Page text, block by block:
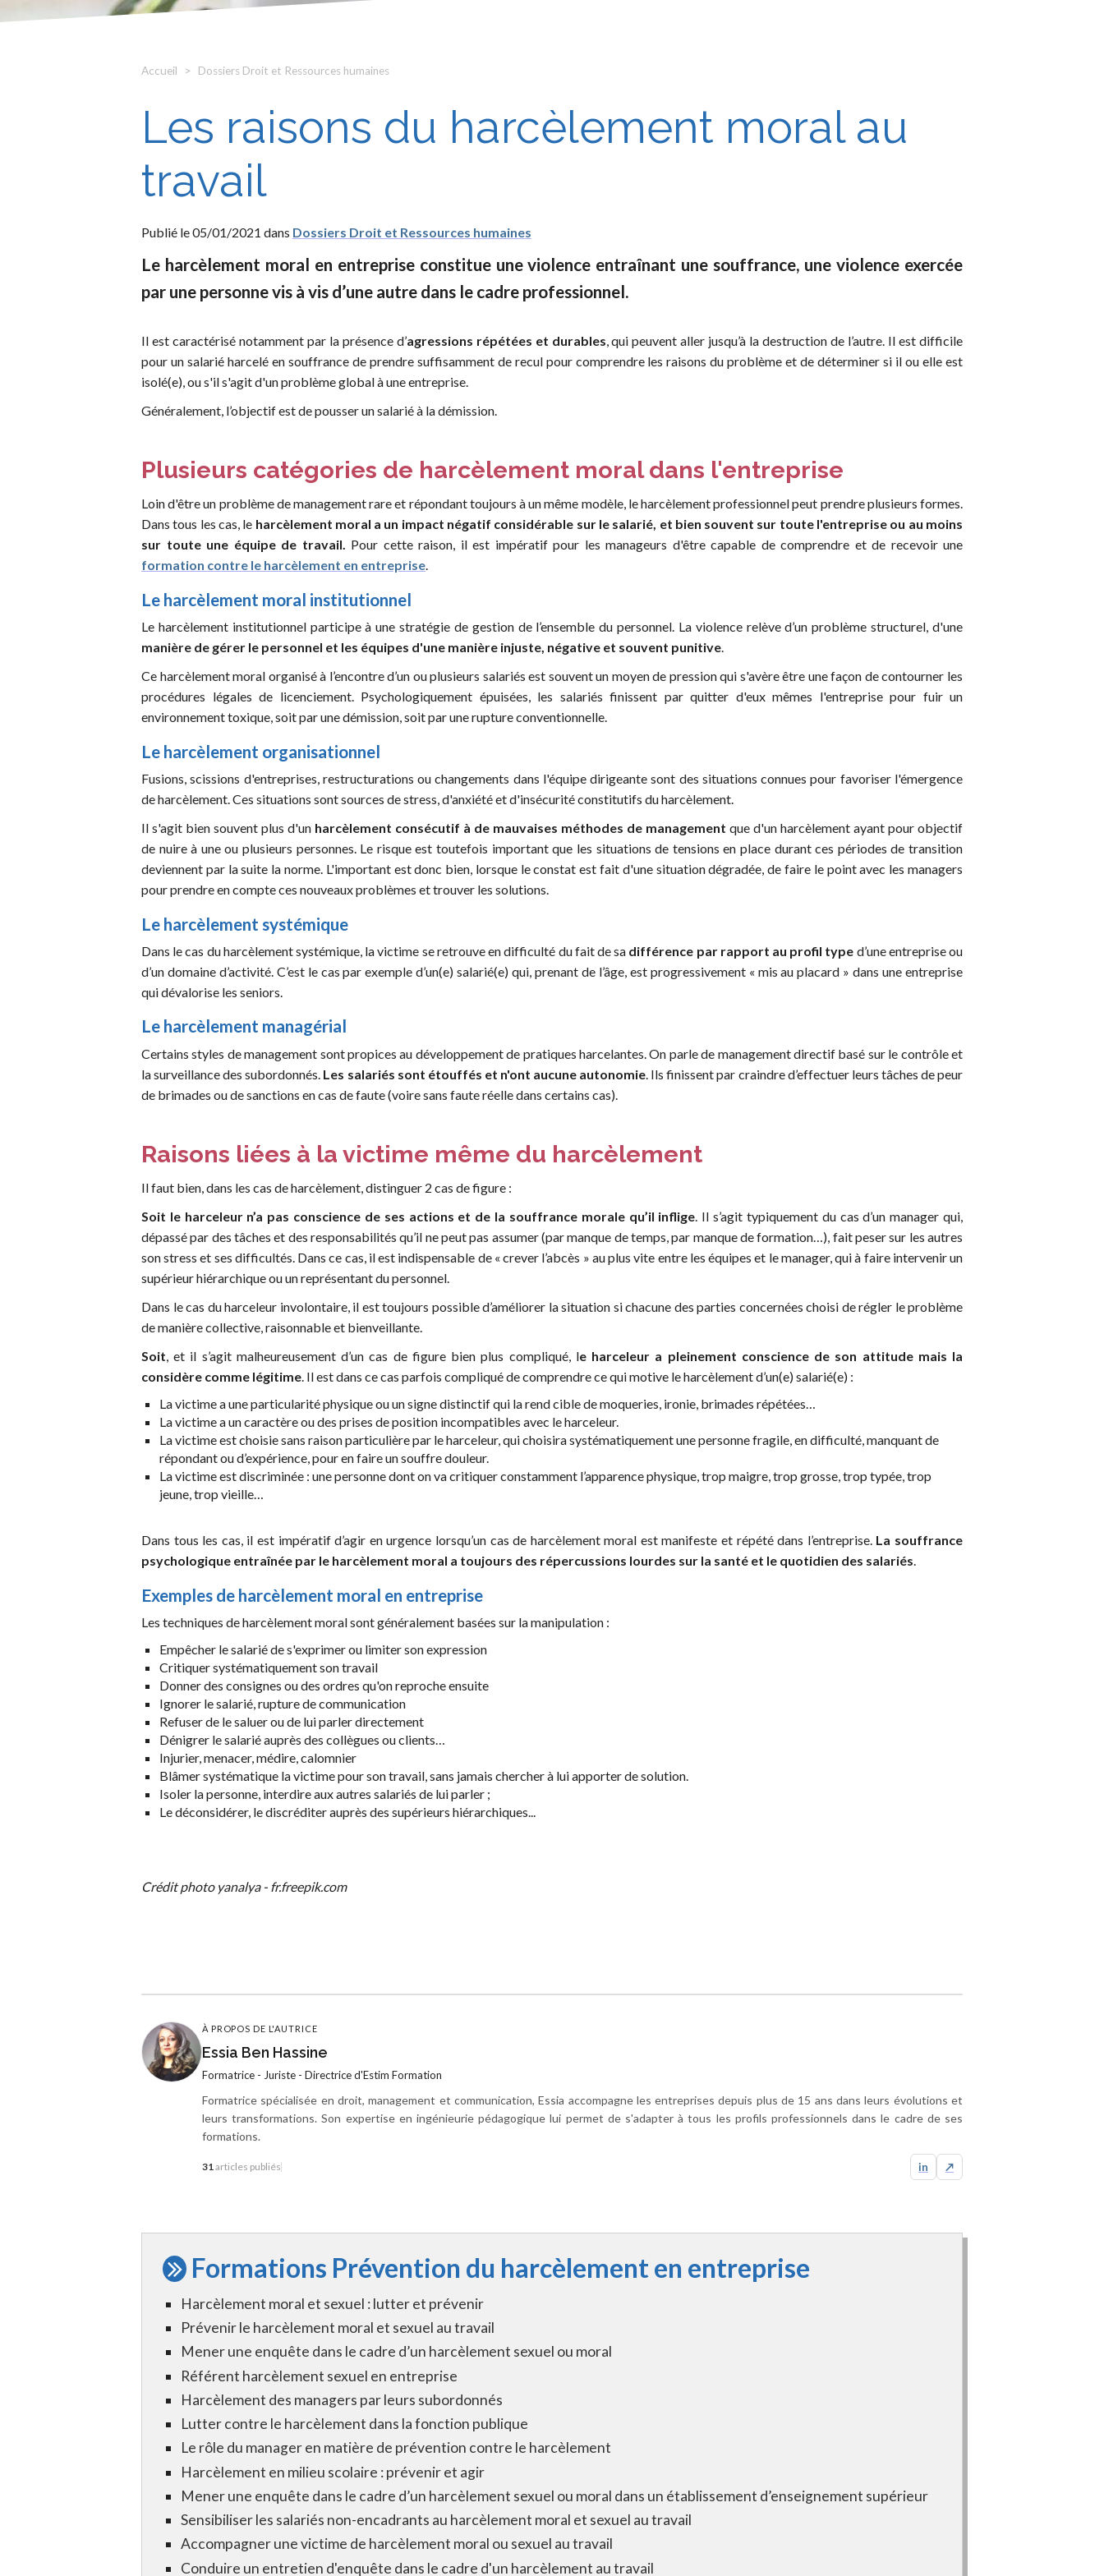
Accueil Dossiers Droit et Ressources humaines
Les raisons du harcèlement moral au
travail
Publié le 05/01/2021 dans Dossiers Droit et Ressources humaines
Le harcèlement moral en entreprise constitue une violence entraînant une souffrance, une violence exercée
par une personne vis à vis d’une autre dans le cadre professionnel.
Il est caractérisé notamment par la présence d’agressions répétées et durables , qui peuvent aller jusqu’à la destruction de l’autre. Il est difficile
pour un salarié harcelé en souffrance de prendre suffisamment de recul pour comprendre les raisons du problème et de déterminer si il ou elle est
isolé(e), ou s'il s'agit d'un problème global à une entreprise.
Généralement, l’objectif est de pousser un salarié à la démission.
Plusieurs catégories de harcèlement moral dans l'entreprise
Loin d'être un problème de management rare et répondant toujours à un même modèle, le harcèlement professionnel peut prendre plusieurs formes.
Dans tous les cas, le harcèlement moral a un impact négatif considérable sur le salarié, et bien souvent sur toute l'entreprise ou au moins
sur toute une équipe de travail. Pour cette raison, il est impératif pour les manageurs d'être capable de comprendre et de recevoir une
formation contre le harcèlement en entreprise.
Le harcèlement moral institutionnel
Le harcèlement institutionnel participe à une stratégie de gestion de l’ensemble du personnel. La violence relève d’un problème structurel, d'une
manière de gérer le personnel et les équipes d'une manière injuste, négative et souvent punitive.
Ce harcèlement moral organisé à l’encontre d’un ou plusieurs salariés est souvent un moyen de pression qui s'avère être une façon de contourner les
procédures légales de licenciement. Psychologiquement épuisées, les salariés finissent par quitter d'eux mêmes l'entreprise pour fuir un
environnement toxique, soit par une démission, soit par une rupture conventionnelle.
Le harcèlement organisationnel
Fusions, scissions d'entreprises, restructurations ou changements dans l'équipe dirigeante sont des situations connues pour favoriser l'émergence
de harcèlement. Ces situations sont sources de stress, d'anxiété et d'insécurité constitutifs du harcèlement.
Il s'agit bien souvent plus d'un harcèlement consécutif à de mauvaises méthodes de management que d'un harcèlement ayant pour objectif
de nuire à une ou plusieurs personnes. Le risque est toutefois important que les situations de tensions en place durant ces périodes de transition
deviennent par la suite la norme. L'important est donc bien, lorsque le constat est fait d'une situation dégradée, de faire le point avec les managers
pour prendre en compte ces nouveaux problèmes et trouver les solutions.
Le harcèlement systémique
Dans le cas du harcèlement systémique, la victime se retrouve en difficulté du fait de sa différence par rapport au profil type d’une entreprise ou
d’un domaine d’activité. C’est le cas par exemple d’un(e) salarié(e) qui, prenant de l’âge, est progressivement « mis au placard » dans une entreprise
qui dévalorise les seniors.
Le harcèlement managérial
Certains styles de management sont propices au développement de pratiques harcelantes. On parle de management directif basé sur le contrôle et
la surveillance des subordonnés. Les salariés sont étouffés et n'ont aucune autonomie . Ils finissent par craindre d’effectuer leurs tâches de peur
de brimades ou de sanctions en cas de faute (voire sans faute réelle dans certains cas).
Raisons liées à la victime même du harcèlement
Il faut bien, dans les cas de harcèlement, distinguer 2 cas de figure :
Soit le harceleur n’a pas conscience de ses actions et de la souffrance morale qu’il inflige. Il s’agit typiquement du cas d’un manager qui,
dépassé par des tâches et des responsabilités qu’il ne peut pas assumer (par manque de temps, par manque de formation…), fait peser sur les autres
son stress et ses difficultés. Dans ce cas, il est indispensable de « crever l’abcès » au plus vite entre les équipes et le manager, qui à faire intervenir un
supérieur hiérarchique ou un représentant du personnel.
Dans le cas du harceleur involontaire, il est toujours possible d’améliorer la situation si chacune des parties concernées choisi de régler le problème
de manière collective, raisonnable et bienveillante.
Soit, et il s’agit malheureusement d’un cas de figure bien plus compliqué, le harceleur a pleinement conscience de son attitude mais la
considère comme légitime. Il est dans ce cas parfois compliqué de comprendre ce qui motive le harcèlement d’un(e) salarié(e) :
La victime a une particularité physique ou un signe distinctif qui la rend cible de moqueries, ironie, brimades répétées…
La victime a un caractère ou des prises de position incompatibles avec le harceleur.
La victime est choisie sans raison particulière par le harceleur, qui choisira systématiquement une personne fragile, en difficulté, manquant de
répondant ou d’expérience, pour en faire un souffre douleur.
La victime est discriminée : une personne dont on va critiquer constamment l’apparence physique, trop maigre, trop grosse, trop typée, trop
jeune, trop vieille…
Dans tous les cas, il est impératif d’agir en urgence lorsqu’un cas de harcèlement moral est manifeste et répété dans l’entreprise. La souffrance
psychologique entraînée par le harcèlement moral a toujours des répercussions lourdes sur la santé et le quotidien des salariés.
Exemples de harcèlement moral en entreprise
Les techniques de harcèlement moral sont généralement basées sur la manipulation :
Empêcher le salarié de s'exprimer ou limiter son expression
Critiquer systématiquement son travail
Donner des consignes ou des ordres qu'on reproche ensuite
Ignorer le salarié, rupture de communication
Refuser de le saluer ou de lui parler directement
Dénigrer le salarié auprès des collègues ou clients…
Injurier, menacer, médire, calomnier
Blâmer systématique la victime pour son travail, sans jamais chercher à lui apporter de solution.
Isoler la personne, interdire aux autres salariés de lui parler ;
Le déconsidérer, le discréditer auprès des supérieurs hiérarchiques...
Crédit photo yanalya - fr.freepik.com
À PROPOS DE L'AUTRICE
Essia Ben Hassine
Formatrice - Juriste - Directrice d'Estim Formation
Formatrice spécialisée en droit, management et communication, Essia accompagne les entreprises depuis plus de 15 ans dans leurs évolutions et
leurs transformations. Son expertise en ingénieurie pédagogique lui permet de s'adapter à tous les profils professionnels dans le cadre de ses
formations.
31articles publiés in ↗
Formations Prévention du harcèlement en entreprise
Harcèlement moral et sexuel : lutter et prévenir
Prévenir le harcèlement moral et sexuel au travail
Mener une enquête dans le cadre d’un harcèlement sexuel ou moral
Référent harcèlement sexuel en entreprise
Harcèlement des managers par leurs subordonnés
Lutter contre le harcèlement dans la fonction publique
Le rôle du manager en matière de prévention contre le harcèlement
Harcèlement en milieu scolaire : prévenir et agir
Mener une enquête dans le cadre d’un harcèlement sexuel ou moral dans un établissement d’enseignement supérieur
Sensibiliser les salariés non-encadrants au harcèlement moral et sexuel au travail
Accompagner une victime de harcèlement moral ou sexuel au travail
Conduire un entretien d'enquête dans le cadre d'un harcèlement au travail